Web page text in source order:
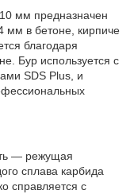
мм предназначен
мм в бетоне, кирпиче
благодаря
Бур используется с
SDS Plus, и
— режущая
сплава карбида
справляется с